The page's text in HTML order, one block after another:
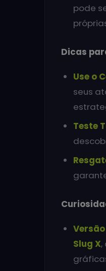
pode
Dicas
Use o
seus
Teste
Slug X,